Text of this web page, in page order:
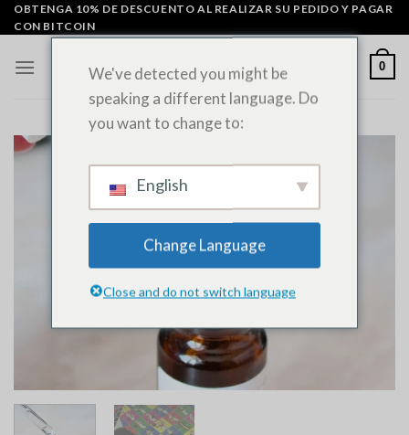
al
OBTENGA 10% DE DESCUENTO AL REALIZAR SU PEDIDO Y PAGAR
CON BITCOIN
0
We've detected you might be
speaking a different language. Do
you want to change to:
English
Change Language
Close and do not switch language